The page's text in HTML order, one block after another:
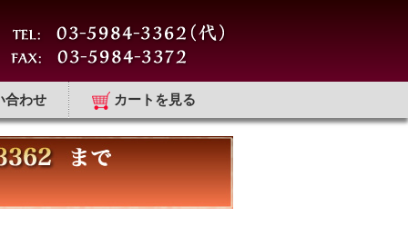
合わせ カートを見る